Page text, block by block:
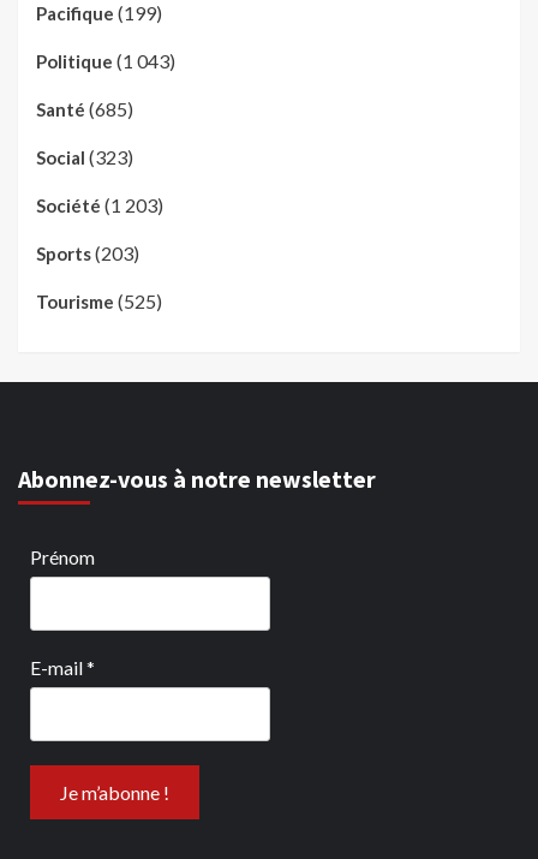
Pacifique (199)
Politique (1 043)
Santé (685)
Social (323)
Société (1 203)
Sports(203)
Tourisme (525)
Abonnez-vous à notre newsletter
Prénom
E-mail*